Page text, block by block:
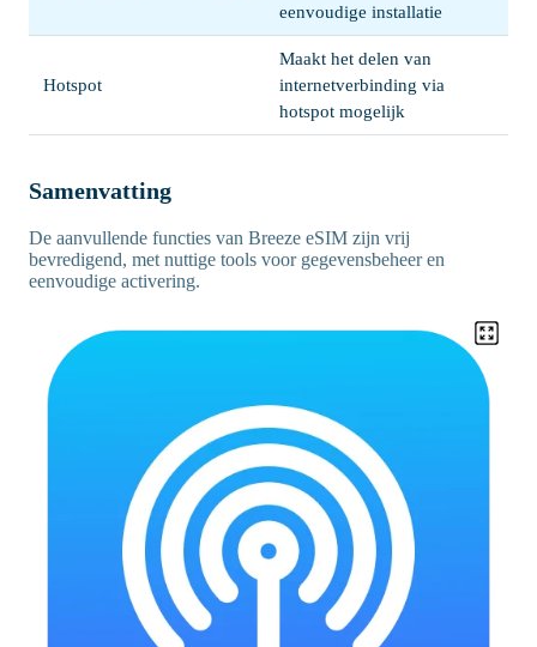
eenvoudige installatie
Hotspot
Maakt het delen van
internetverbinding via
hotspot mogelijk
Samenvatting
De aanvullende functies van Breeze eSIM zijn vrij
bevredigend, met nuttige tools voor gegevensbeheer en
eenvoudige activering.